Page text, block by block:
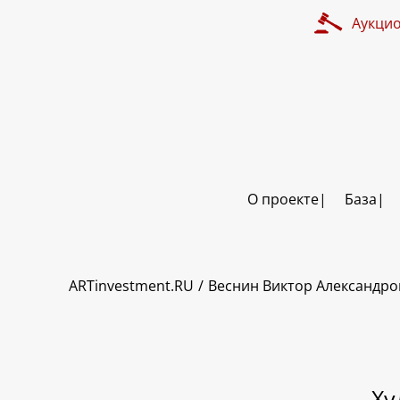
О проекте База
ARTinvestment.RU Веснин Виктор